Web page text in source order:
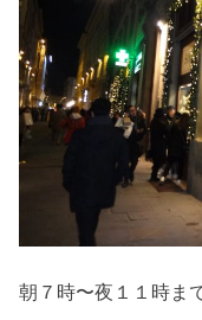
朝７時〜夜１１時ま